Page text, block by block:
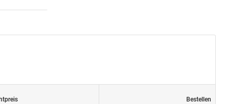
Bestellen